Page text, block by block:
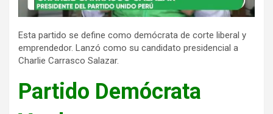
Esta partido se define como demócrata de corte liberal y
emprendedor. Lanzó como su candidato presidencial a
Charlie Carrasco Salazar.
Partido Demócrata